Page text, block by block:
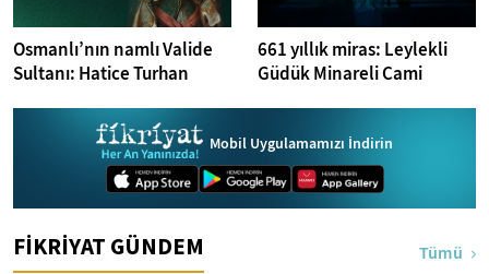
Osmanlı’nın namlı Valide
Sultanı: Hatice Turhan
661 yıllık miras: Leylekli
Güdük Minareli Cami
Mobil Uygulamamızı İndirin
FİKRİYAT GÜNDEM Tümü